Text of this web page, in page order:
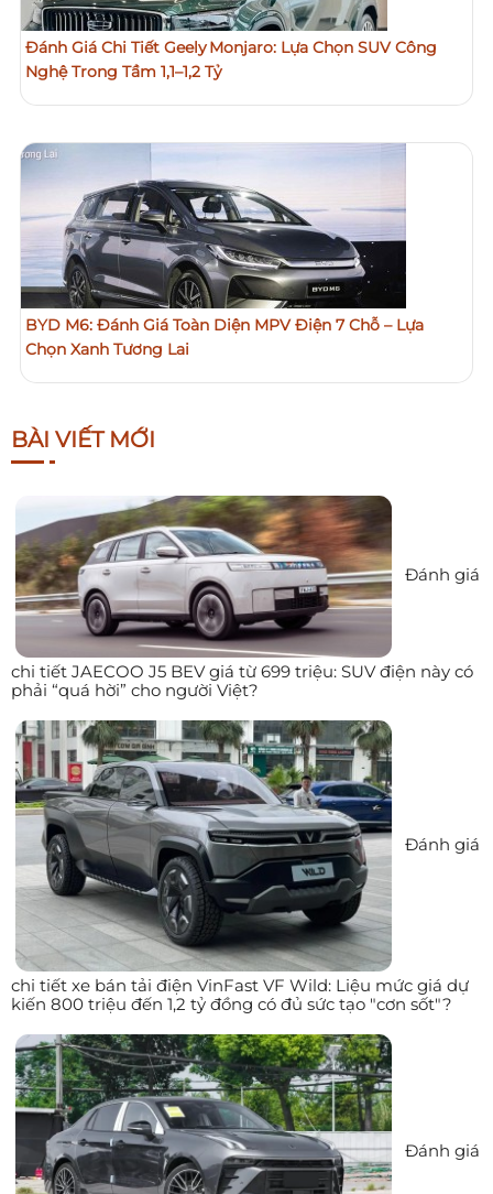
Đánh Giá Chi Tiết Geely Monjaro: Lựa Chọn SUV Công
Nghệ Trong Tầm 1,1–1,2 Tỷ
BYD M6: Đánh Giá Toàn Diện MPV Điện 7 Chỗ – Lựa
Chọn Xanh Tương Lai
BÀI VIẾT MỚI
Đánh giá
chi tiết JAECOO J5 BEV giá từ 699 triệu: SUV điện này có
phải “quá hời” cho người Việt?
Đánh giá
chi tiết xe bán tải điện VinFast VF Wild: Liệu mức giá dự
kiến 800 triệu đến 1,2 tỷ đồng có đủ sức tạo "cơn sốt"?
Đánh giá